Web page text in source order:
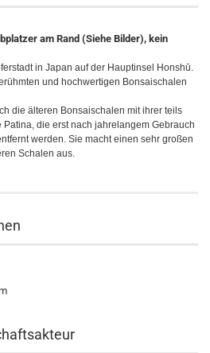
am Rand (Siehe Bilder), kein
in Japan auf der Hauptinsel Honshū.
und hochwertigen Bonsaischalen
die älteren Bonsaischalen mit ihrer teils
die erst nach jahrelangem Gebrauch
werden. Sie macht einen sehr großen
Schalen aus.